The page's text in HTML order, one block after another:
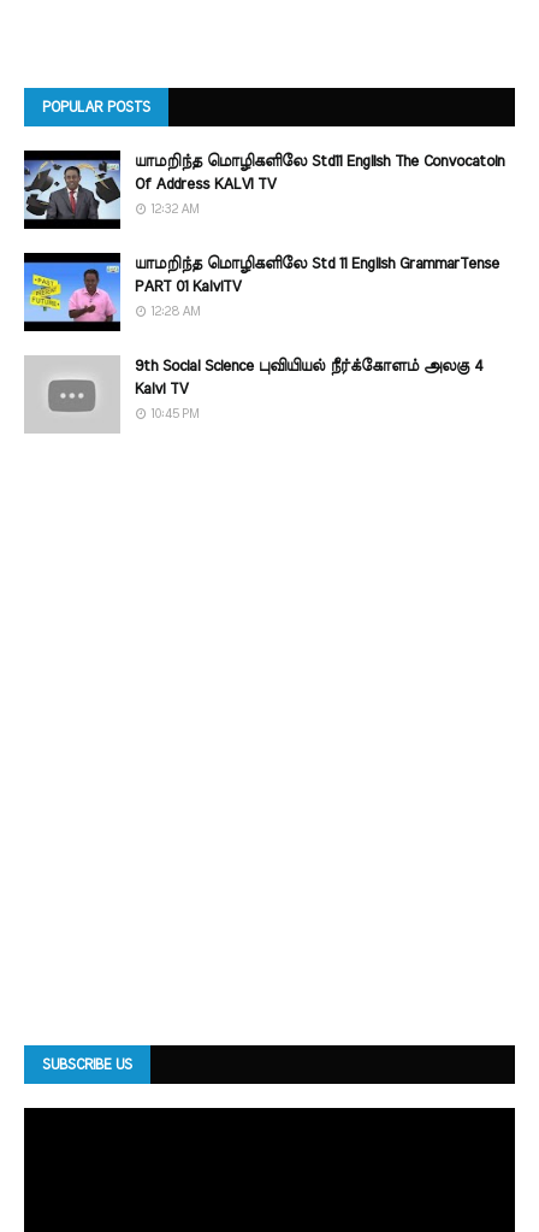
POPULAR POSTS
யாமறிந்த மொழிகளிலே Std11 English The Convocatoin
Of Address KALVI TV
12:32 AM
யாமறிந்த மொழிகளிலே Std 11 English GrammarTense
PART 01 KalviTV
12:28 AM
9th Social Science புவியியல் நீர்க்கோளம் அலகு 4
Kalvi TV
10:45 PM
SUBSCRIBE US